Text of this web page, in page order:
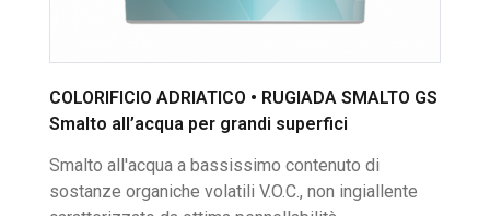
COLORIFICIO ADRIATICO • RUGIADA SMALTO GS
Smalto all’acqua per grandi superfici
Smalto all'acqua a bassissimo contenuto di
sostanze organiche volatili V.O.C., non ingiallente